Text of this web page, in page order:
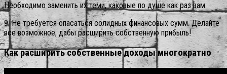
Необходимо заменить их теми, каковые по душе как раз вам.
9. Не требуется опасаться солидных финансовых сумм. Делайте
все возможное, дабы расширить собственную прибыль!
Как расширить собственные доходы многократно